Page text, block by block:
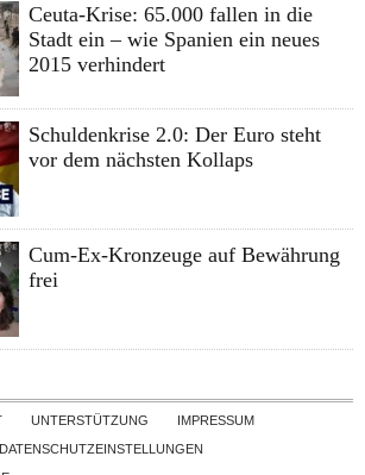
Ceuta-Krise: 65.000 fallen in die
Stadt ein – wie Spanien ein neues
2015 verhindert
Schuldenkrise 2.0: Der Euro steht
vor dem nächsten Kollaps
Cum-Ex-Kronzeuge auf Bewährung
frei
Skip to content
UNTERSTÜTZUNG
IMPRESSUM
DATENSCHUTZEINSTELLUNGEN